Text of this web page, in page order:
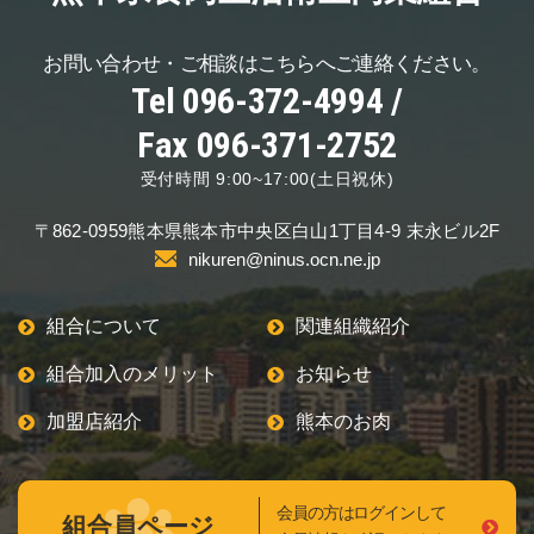
お問い合わせ・ご相談はこちらへご連絡ください。
Tel 096-372-4994 /
Fax 096-371-2752
受付時間 9:00~17:00(土日祝休)
〒862-0959熊本県熊本市中央区白山1丁目4-9 末永ビル2F
nikuren@ninus.ocn.ne.jp
組合について 関連組織紹介
組合加入のメリット お知らせ
加盟店紹介 熊本のお肉
組合員ページ
会員の方はログインして